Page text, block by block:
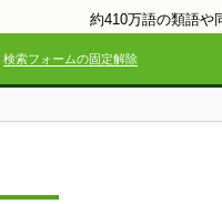
約410万語の類語や
検索フォームの固定解除